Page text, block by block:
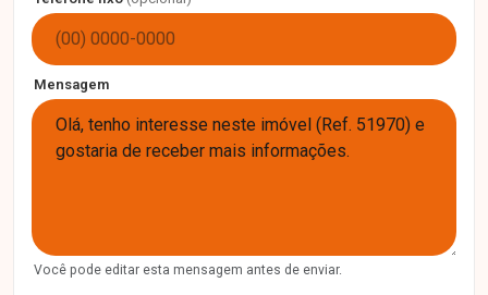
Mensagem
Você pode editar esta mensagem antes de enviar.